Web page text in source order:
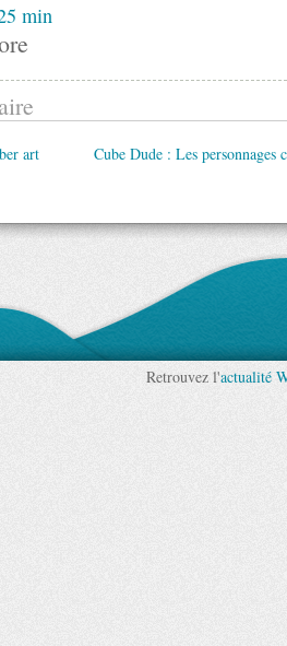
min
art Cube Dude : Les personnages
Retrouvez l'actualité